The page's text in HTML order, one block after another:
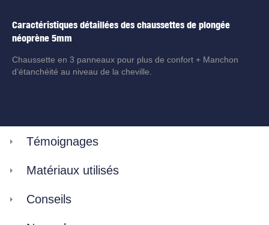
Caractéristiques détaillées des chaussettes de plongée
néoprène 5mm
Chaussette en 3 panneaux pour plus de confort + Manchon
d’étanchéité au niveau de la cheville.
Témoignages
Matériaux utilisés
Conseils